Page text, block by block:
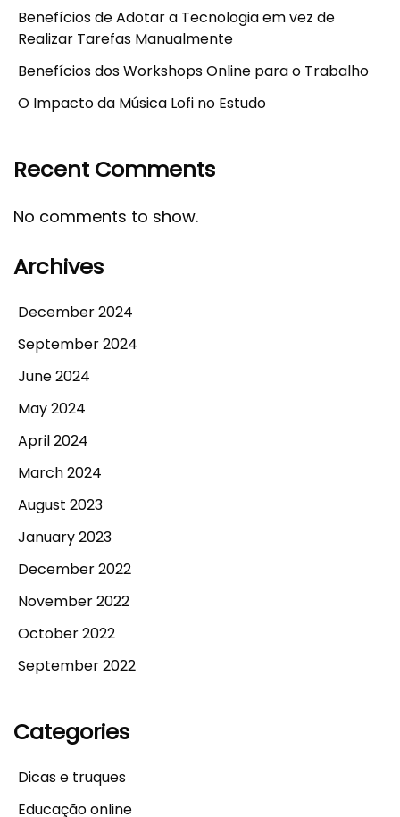
Benefícios de Adotar a Tecnologia em vez de
Realizar Tarefas Manualmente
Benefícios dos Workshops Online para o Trabalho
O Impacto da Música Lofi no Estudo
Recent Comments
No comments to show.
Archives
December 2024
September 2024
June 2024
May 2024
April 2024
March 2024
August 2023
January 2023
December 2022
November 2022
October 2022
September 2022
Categories
Dicas e truques
Educação online